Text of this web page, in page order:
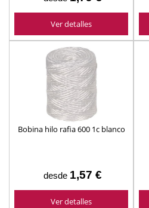
Ver detalles
Bobina hilo rafia 600 1c blanco
desde 1,57 €
Ver detalles